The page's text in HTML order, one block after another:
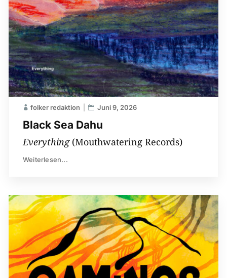
Black Sea Dahu
folker redaktion Juni 9, 2026
Everything(Mouthwatering Records)
Weiterlesen...